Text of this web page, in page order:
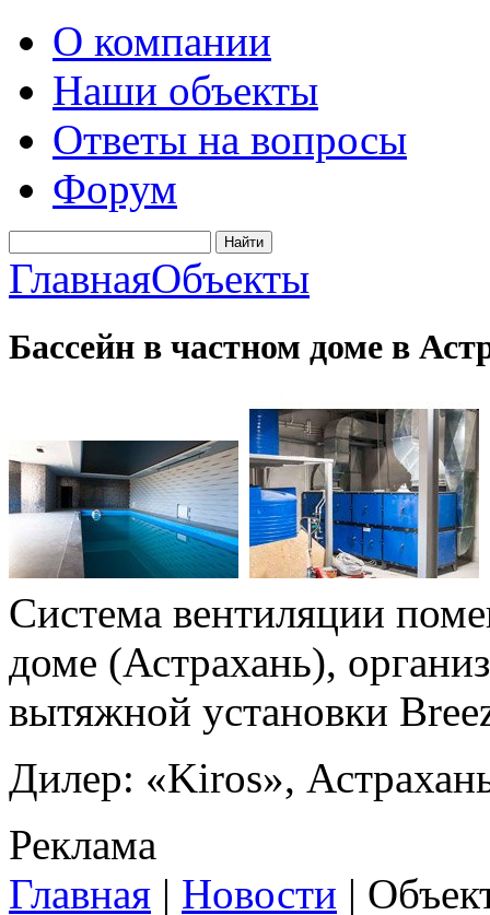
О компании
Наши объекты
Ответы на вопросы
Форум
ГлавнаяОбъекты
Бассейн в частном доме в
Система вентиляции
доме (Астрахань),
вытяжной установки
Дилер: «Kiros»,
Реклама
Главная | Новости |